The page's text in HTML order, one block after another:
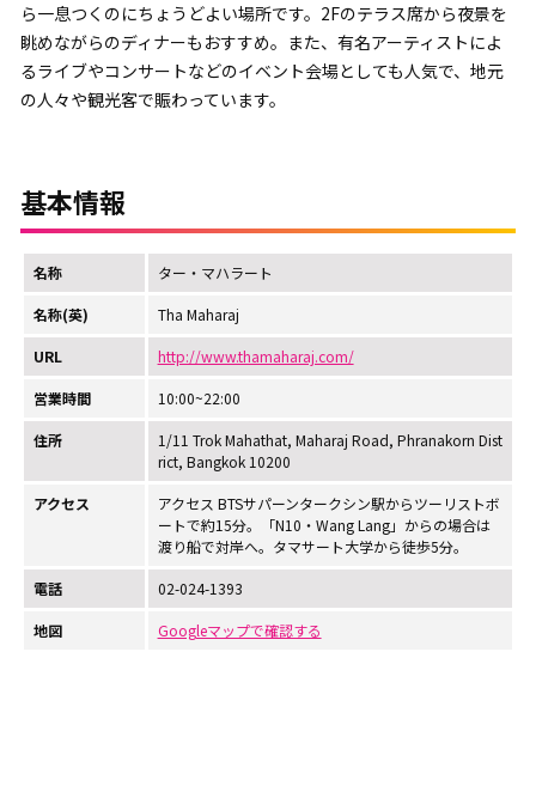
ら一息つくのにちょうどよい場所です。2Fのテラス席から夜景を
眺めながらのディナーもおすすめ。また、有名アーティストによ
るライブやコンサートなどのイベント会場としても人気で、地元
の人々や観光客で賑わっています。
基本情報
名称 ター・マハラート
名称(英) Tha Maharaj
URL http://www.thamaharaj.com/
営業時間 10:00~22:00
住所
1/11 Trok Mahathat, Maharaj Road, Phranakorn Dist
rict, Bangkok 10200
アクセス
アクセス BTSサパーンタークシン駅からツーリストボ
ートで約15分。「N10・Wang Lang」からの場合は
渡り船で対岸へ。タマサート大学から徒歩5分。
電話 02-024-1393
地図 Googleマップで確認する